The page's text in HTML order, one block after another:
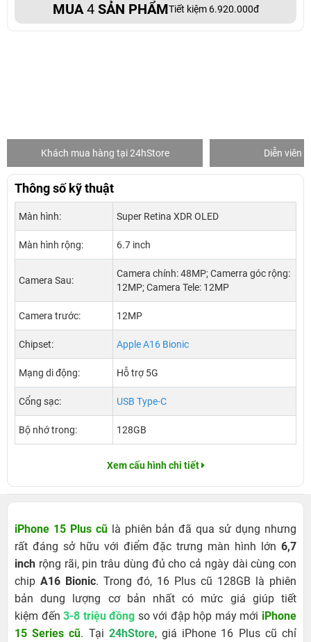
MUA4SẢN PHẨMTiết kiệm 6.920.000đ
tại 24hStore Diễn viên Duy Khánh
Thông số kỹ thuật
Màn hình: Super Retina XDR OLED
Màn hình rộng: 6.7 inch
Camera Sau:
Camera chính: 48MP; Camerra góc rộng:
12MP; Camera Tele: 12MP
Camera trước: 12MP
Chipset: Apple A16 Bionic
Mạng di động: Hỗ trợ 5G
Cổng sạc: USB Type-C
Bộ nhớ trong: 128GB
Xem cấu hình chi tiết
iPhone 15 Plus cũlà phiên bản đã qua sử dụng nhưng
rất đáng sở hữu với điểm đặc trưng màn hình lớn 6,7
inch rộng rãi, pin trâu dùng đủ cho cả ngày dài cùng con
chip A16 Bionic. Trong đó, 16 Plus cũ 128GB là phiên
bản dung lượng cơ bản nhất có mức giá giúp tiết
kiệm đến3-8 triệu đồng so với đập hộp máy mới iPhone
15 Series cũ. Tại 24hStore, giá iPhone 16 Plus cũ chỉ